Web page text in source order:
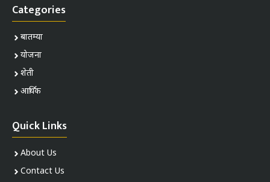
Categories
बातम्या
योजना
शेती
आर्थिक
Quick Links
About Us
Contact Us